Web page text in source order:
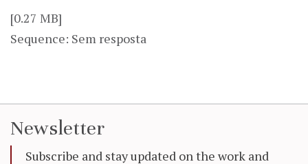
[0.27 MB]
Sequence: Sem resposta
Newsletter
Subscribe and stay updated on the work and